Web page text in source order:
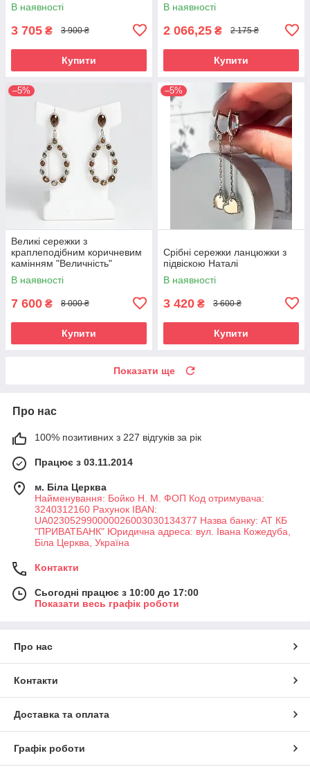
В наявності
3 705 ₴ 3 900 ₴
Купити
В наявності
2 066,25 ₴ 2 175 ₴
Купити
–5%
Великі сережки з
краплеподібним коричневим
камінням "Величність"
В наявності
7 600 ₴ 8 000 ₴
Купити
–5%
Срібні сережки ланцюжки з
підвіскою Наталі
В наявності
3 420 ₴ 3 600 ₴
Купити
Показати ще
Про нас
100% позитивних з 227 відгуків за рік
Працює з 03.11.2014
м. Біла Церква
Найменування: Бойко Н. М. ФОП Код отримувача:
3240312160 Рахунок IBAN:
UA023052990000026003030134377 Назва банку: АТ КБ
"ПРИВАТБАНК" Юридична адреса: вул. Івана Кожедуба,
Біла Церква, Україна
Контакти
Сьогодні працює з 10:00 до 17:00
Показати весь графік роботи
Про нас
Контакти
Доставка та оплата
Графік роботи